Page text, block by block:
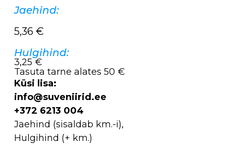
Jaehind:
5,36 €
Hulgihind:
3,25 €
Tasuta tarne alates 50 €
Küsi lisa:
info@suveniirid.ee
+372 6213 004
Jaehind (sisaldab km.-i),
Hulgihind (+ km.)